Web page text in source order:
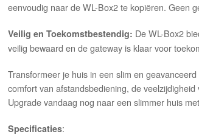
eenvoudig naar de WL-Box2 te kopiëren. Geen
Veilig en Toekomstbestendig: De WL-Box2
veilig bewaard en de gateway is klaar voor
Transformeer je huis in een slim en
comfort van afstandsbediening, de
Upgrade vandaag nog naar een slimmer huis
Specificaties: